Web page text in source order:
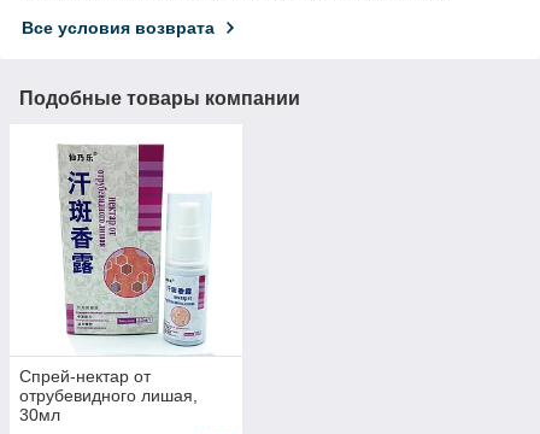
Все условия возврата
Подобные товары компании
Спрей-нектар от
отрубевидного лишая,
30мл